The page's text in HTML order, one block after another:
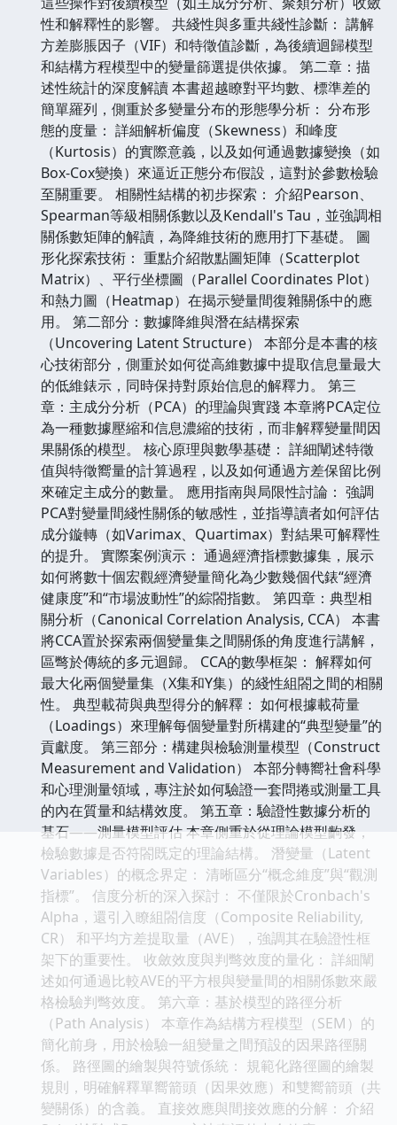
性和解釋性的影響。 共綫性與多重共綫性診斷： 講解
方差膨脹因子（VIF）和特徵值診斷，為後續迴歸模型
和結構方程模型中的變量篩選提供依據。 第二章：描
述性統計的深度解讀 本書超越瞭對平均數、標準差的
簡單羅列，側重於多變量分布的形態學分析： 分布形
態的度量： 詳細解析偏度（Skewness）和峰度
（Kurtosis）的實際意義，以及如何通過數據變換（如
Box-Cox變換）來逼近正態分布假設，這對於參數檢驗
至關重要。 相關性結構的初步探索： 介紹Pearson、
Spearman等級相關係數以及Kendall's Tau，並強調相
關係數矩陣的解讀，為降維技術的應用打下基礎。 圖
形化探索技術： 重點介紹散點圖矩陣（Scatterplot
Matrix）、平行坐標圖（Parallel Coordinates Plot）
和熱力圖（Heatmap）在揭示變量間復雜關係中的應
用。 第二部分：數據降維與潛在結構探索
（Uncovering Latent Structure） 本部分是本書的核
心技術部分，側重於如何從高維數據中提取信息量最大
的低維錶示，同時保持對原始信息的解釋力。 第三
章：主成分分析（PCA）的理論與實踐 本章將PCA定位
為一種數據壓縮和信息濃縮的技術，而非解釋變量間因
果關係的模型。 核心原理與數學基礎： 詳細闡述特徵
值與特徵嚮量的計算過程，以及如何通過方差保留比例
來確定主成分的數量。 應用指南與局限性討論： 強調
PCA對變量間綫性關係的敏感性，並指導讀者如何評估
成分鏇轉（如Varimax、Quartimax）對結果可解釋性
的提升。 實際案例演示： 通過經濟指標數據集，展示
如何將數十個宏觀經濟變量簡化為少數幾個代錶“經濟
健康度”和“市場波動性”的綜閤指數。 第四章：典型相
關分析（Canonical Correlation Analysis, CCA） 本書
將CCA置於探索兩個變量集之間關係的角度進行講解，
區彆於傳統的多元迴歸。 CCA的數學框架： 解釋如何
最大化兩個變量集（X集和Y集）的綫性組閤之間的相關
性。 典型載荷與典型得分的解釋： 如何根據載荷量
（Loadings）來理解每個變量對所構建的“典型變量”的
貢獻度。 第三部分：構建與檢驗測量模型（Construct
Measurement and Validation） 本部分轉嚮社會科學
和心理測量領域，專注於如何驗證一套問捲或測量工具
的內在質量和結構效度。 第五章：驗證性數據分析的
基石——測量模型評估 本章側重於從理論模型齣發，
檢驗數據是否符閤既定的理論結構。 潛變量（Latent
Variables）的概念界定： 清晰區分“概念維度”與“觀測
指標”。 信度分析的深入探討： 不僅限於Cronbach's
Alpha，還引入瞭組閤信度（Composite Reliability,
CR） 和平均方差提取量（AVE），強調其在驗證性框
架下的重要性。 收斂效度與判彆效度的量化： 詳細闡
述如何通過比較AVE的平方根與變量間的相關係數來嚴
格檢驗判彆效度。 第六章：基於模型的路徑分析
（Path Analysis） 本章作為結構方程模型（SEM）的
簡化前身，用於檢驗一組變量之間預設的因果路徑關
係。 路徑圖的繪製與符號係統： 規範化路徑圖的繪製
規則，明確解釋單嚮箭頭（因果效應）和雙嚮箭頭（共
變關係）的含義。 直接效應與間接效應的分解： 介紹